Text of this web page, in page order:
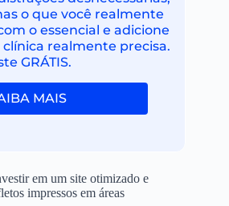
o que você realmente
o essencial e adicione
realmente precisa.
GRÁTIS.
MAIS
em um site otimizado e
impressos em áreas